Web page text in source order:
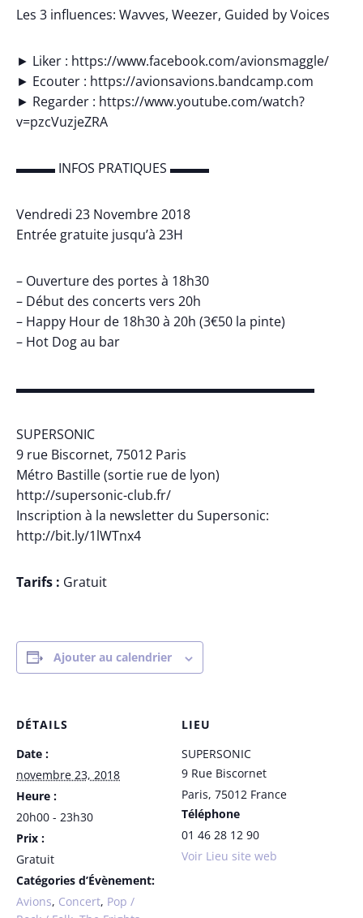
Les 3 influences: Wavves, Weezer, Guided by Voices
► Liker : https://www.facebook.com/avionsmaggle/
► Ecouter : https://avionsavions.bandcamp.com
► Regarder : https://www.youtube.com/watch?
v=pzcVuzjeZRA
▬▬▬ INFOS PRATIQUES ▬▬▬
Vendredi 23 Novembre 2018
Entrée gratuite jusqu’à 23H
– Ouverture des portes à 18h30
– Début des concerts vers 20h
– Happy Hour de 18h30 à 20h (3€50 la pinte)
– Hot Dog au bar
▬▬▬▬▬▬▬▬▬▬▬▬▬▬▬▬▬▬▬▬▬▬▬
SUPERSONIC
9 rue Biscornet, 75012 Paris
Métro Bastille (sortie rue de lyon)
http://supersonic-club.fr/
Inscription à la newsletter du Supersonic:
http://bit.ly/1lWTnx4
Tarifs : Gratuit
Ajouter au calendrier
DÉTAILS
Date :
novembre 23, 2018
Heure :
20h00 - 23h30
Prix :
Gratuit
Catégories d’Évènement:
Avions, Concert, Pop /
LIEU
SUPERSONIC
9 Rue Biscornet
Paris, 75012 France
Téléphone
01 46 28 12 90
Voir Lieu site web